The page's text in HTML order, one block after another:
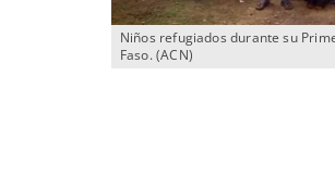
Niños refugiados durante su
Faso. (ACN)